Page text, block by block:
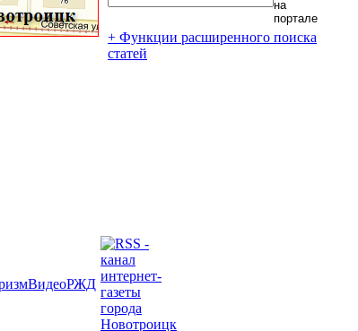
+ Функции расширенного поиска
статей
ВидеоРЖД